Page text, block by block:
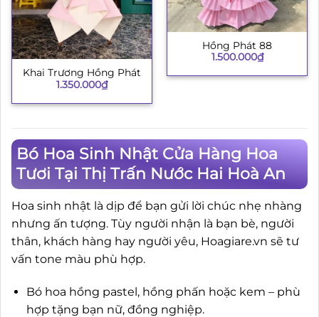
Khai Trương Hồng Phát
1.350.000₫
Hồng Phát 88
1.500.000₫
Bó Hoa Sinh Nhật Cửa Hàng Hoa
Tươi Tại Thị Trấn Nước Hai Hoà An
Hoa sinh nhật là dịp để bạn gửi lời chúc nhẹ nhàng
nhưng ấn tượng. Tùy người nhận là bạn bè, người
thân, khách hàng hay người yêu, Hoagiare.vn sẽ tư
vấn tone màu phù hợp.
Bó hoa hồng pastel, hồng phấn hoặc kem – phù
hợp tặng bạn nữ, đồng nghiệp.